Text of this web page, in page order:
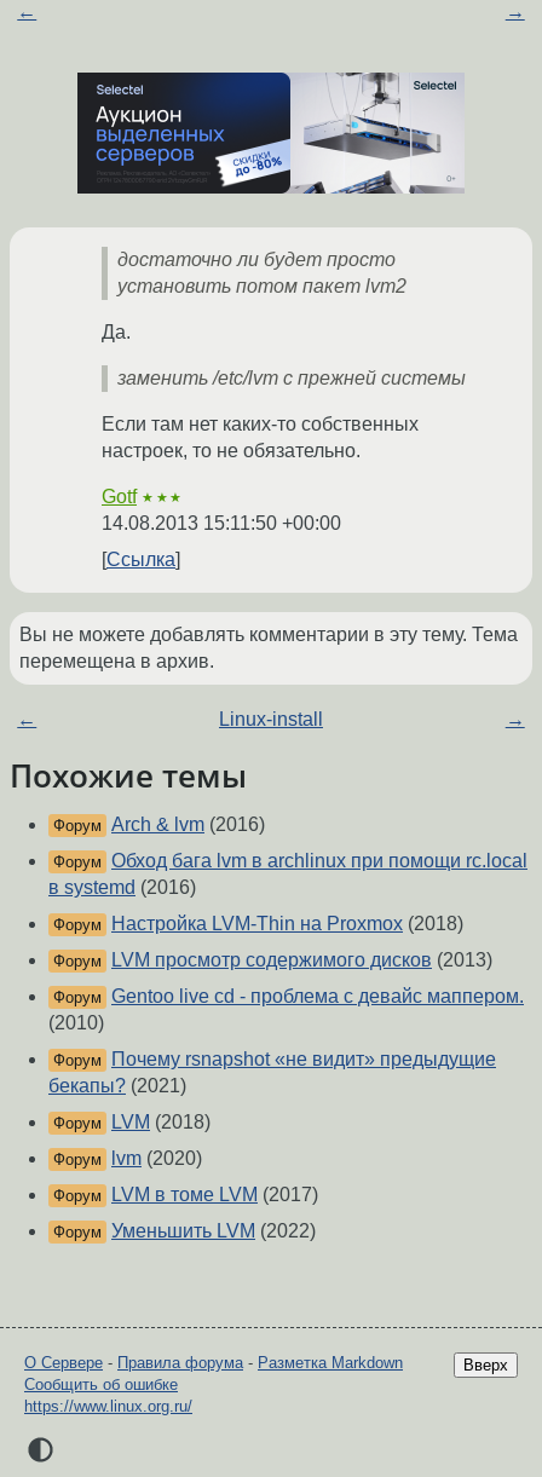
← →
достаточно ли будет просто
установить потом пакет lvm2
Да.
заменить /etc/lvm с прежней системы
Если там нет каких-то собственных
настроек, то не обязательно.
Gotf ★★★
14.08.2013 15:11:50 +00:00
Ссылка
Вы не можете добавлять комментарии в эту тему. Тема
перемещена в архив.
← Linux-install →
Похожие темы
Форум Arch & lvm (2016)
Форум Обход бага lvm в archlinux при помощи rc.local
в systemd (2016)
Форум Настройка LVM-Thin на Proxmox (2018)
Форум LVM просмотр содержимого дисков (2013)
Форум Gentoo live cd - проблема с девайс маппером.
(2010)
Форум
Почему rsnapshot «не видит» предыдущие
бекапы? (2021)
Форум LVM (2018)
Форум lvm (2020)
Форум LVM в томе LVM (2017)
Форум Уменьшить LVM (2022)
Вверх
О Сервере - Правила форума- Разметка Markdown
Сообщить об ошибке
https://www.linux.org.ru/